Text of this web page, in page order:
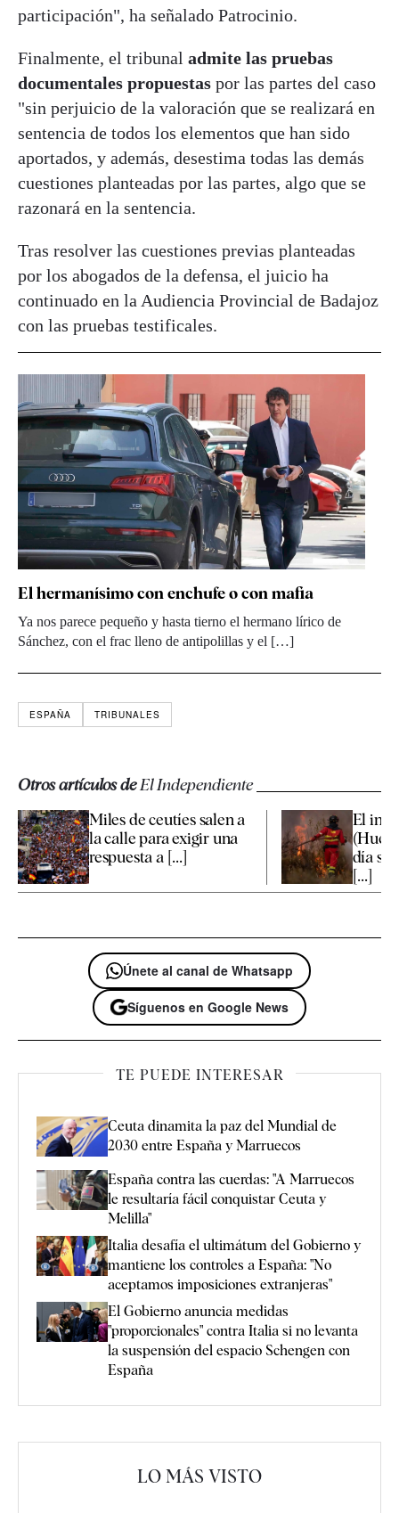
participación", ha señalado Patrocinio.
Finalmente, el tribunal admite las pruebas
documentales propuestas por las partes del caso
"sin perjuicio de la valoración que se realizará en
sentencia de todos los elementos que han sido
aportados, y además, desestima todas las demás
cuestiones planteadas por las partes, algo que se
razonará en la sentencia.
Tras resolver las cuestiones previas planteadas
por los abogados de la defensa, el juicio ha
continuado en la Audiencia Provincial de Badajoz
con las pruebas testificales.
El hermanísimo con enchufe o con mafia
Ya nos parece pequeño y hasta tierno el hermano lírico de
Sánchez, con el frac lleno de antipolillas y el […]
ESPAÑA TRIBUNALES
Otros artículos deEl Independiente
Miles de ceutíes salen a
la calle para exigir una
respuesta a [...]
El
día su
[...]
Únete al canal de Whatsapp
Síguenos en Google News
TE PUEDE INTERESAR
Ceuta dinamita la paz del Mundial de
2030 entre España y Marruecos
España contra las cuerdas: "A Marruecos
le resultaría fácil conquistar Ceuta y
Melilla"
Italia desafía el ultimátum del Gobierno y
mantiene los controles a España: "No
aceptamos imposiciones extranjeras"
El Gobierno anuncia medidas
"proporcionales" contra Italia si no levanta
la suspensión del espacio Schengen con
España
LO MÁS VISTO